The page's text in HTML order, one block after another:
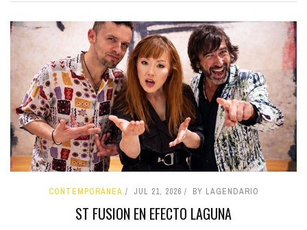
CONTEMPORÁNEA JUL 21, 2026 BY LAGENDARIO
ST FUSION EN EFECTO LAGUNA